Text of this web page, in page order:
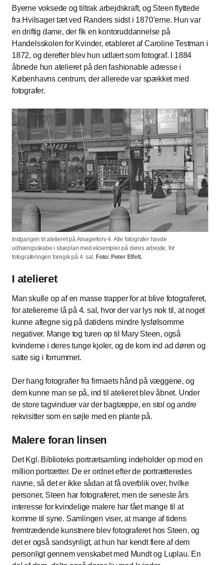
Byerne voksede og tiltrak arbejdskraft, og Steen flyttede
fra Hvilsager tæt ved Randers sidst i 1870’erne. Hun var
en driftig dame, der fik en kontoruddannelse på
Handelsskolen for Kvinder, etableret af Caroline Testman i
1872, og derefter blev hun udlært som fotograf. I 1884
åbnede hun atelieret på den fashionable adresse i
Københavns centrum, der allerede var spækket med
fotografer.
Indgangen til atelieret på Amagertorv 4. Alle fotografer havde
udhængsskabe i stueplan med eksempler på deres arbejde, for
fotograferingen foregik på 4. sal. Foto: Peter Elfelt.
I atelieret
Man skulle op af en masse trapper for at blive fotograferet,
for ateliererne lå på 4. sal, hvor der var lys nok til, at noget
kunne aftegne sig på datidens mindre lysfølsomme
negativer. Mange tog turen op til Mary Steen, også
kvinderne i deres tunge kjoler, og de kom ind ad døren og
satte sig i forrummet.
Der hang fotografier fra firmaets hånd på væggene, og
dem kunne man se på, ind til atelieret blev åbnet. Under
de store tagvinduer var der bagtæppe, en stol og andre
rekvisitter som en søjle med en plante på.
Malere foran linsen
Det Kgl. Biblioteks portrætsamling indeholder op mod en
million portrætter. De er ordnet efter de portrætteredes
navne, så det er ikke sådan at få overblik over, hvilke
personer, Steen har fotograferet, men de seneste års
interesse for kvindelige malere har fået mange til at
komme til syne. Samlingen viser, at mange af tidens
fremtrædende kunstnere blev fotograferet hos Steen, og
det er også sandsynligt, at hun har kendt flere af dem
personligt gennem venskabet med Mundt og Luplau. En